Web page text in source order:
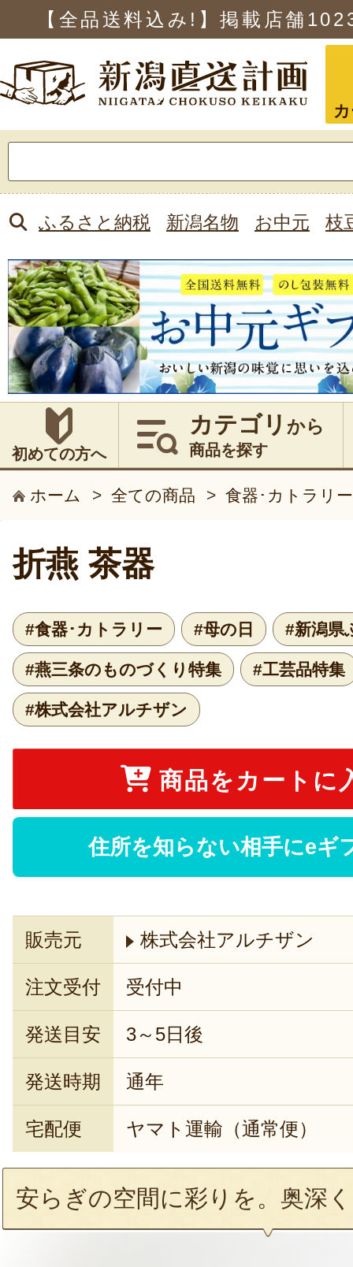
【全品送料込み!】掲載店舗
索:
ふるさと納税 新潟名物 お中元 枝
初めての方へ
カテゴリ から
商品を探す
ホーム > 全ての商品 > 食器･カトラリー
折燕 茶器
#食器･カトラリー #母の日 #新潟県
#燕三条のものづくり特集 #工芸品特集
#株式会社アルチザン
商品をカートに
住所を知らない相手にeギ
販売元 株式会社アルチザン
注文受付 受付中
発送目安 3～5日後
発送時期 通年
宅配便 ヤマト運輸（通常便）
安らぎの空間に彩りを。奥深